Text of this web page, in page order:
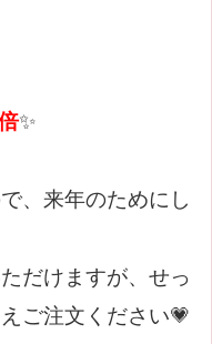
✨
、来年のためにし
だけますが、せっ
ご注文ください💗